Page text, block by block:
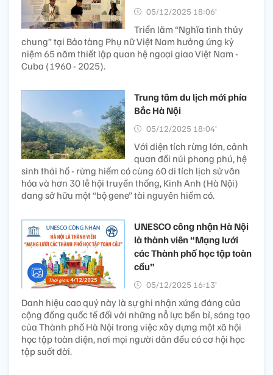
05/12/2025 18:06’
Triển lãm “Nghĩa tình thủy
chung” tại Bảo tàng Phụ nữ Việt Nam hưởng ứng kỷ
niệm 65 năm thiết lập quan hệ ngoại giao Việt Nam -
Cuba (1960 - 2025).
Trung tâm du lịch mới phía
Bắc Hà Nội
05/12/2025 18:04’
Với diện tích rừng lớn, cảnh
quan đồi núi phong phú, hệ
sinh thái hồ - rừng hiếm có cùng 60 di tích lịch sử văn
hóa và hơn 30 lễ hội truyền thống, Kinh Anh (Hà Nội)
đang sở hữu một “bộ gene” tài nguyên hiếm có.
UNESCO công nhận Hà Nội
là thành viên “Mạng lưới
các Thành phố học tập toàn
cầu”
05/12/2025 16:13’
Danh hiệu cao quý này là sự ghi nhận xứng đáng của
cộng đồng quốc tế đối với những nỗ lực bền bỉ, sáng tạo
của Thành phố Hà Nội trong việc xây dựng một xã hội
học tập toàn diện, nơi mọi người dân đều có cơ hội học
tập suốt đời.